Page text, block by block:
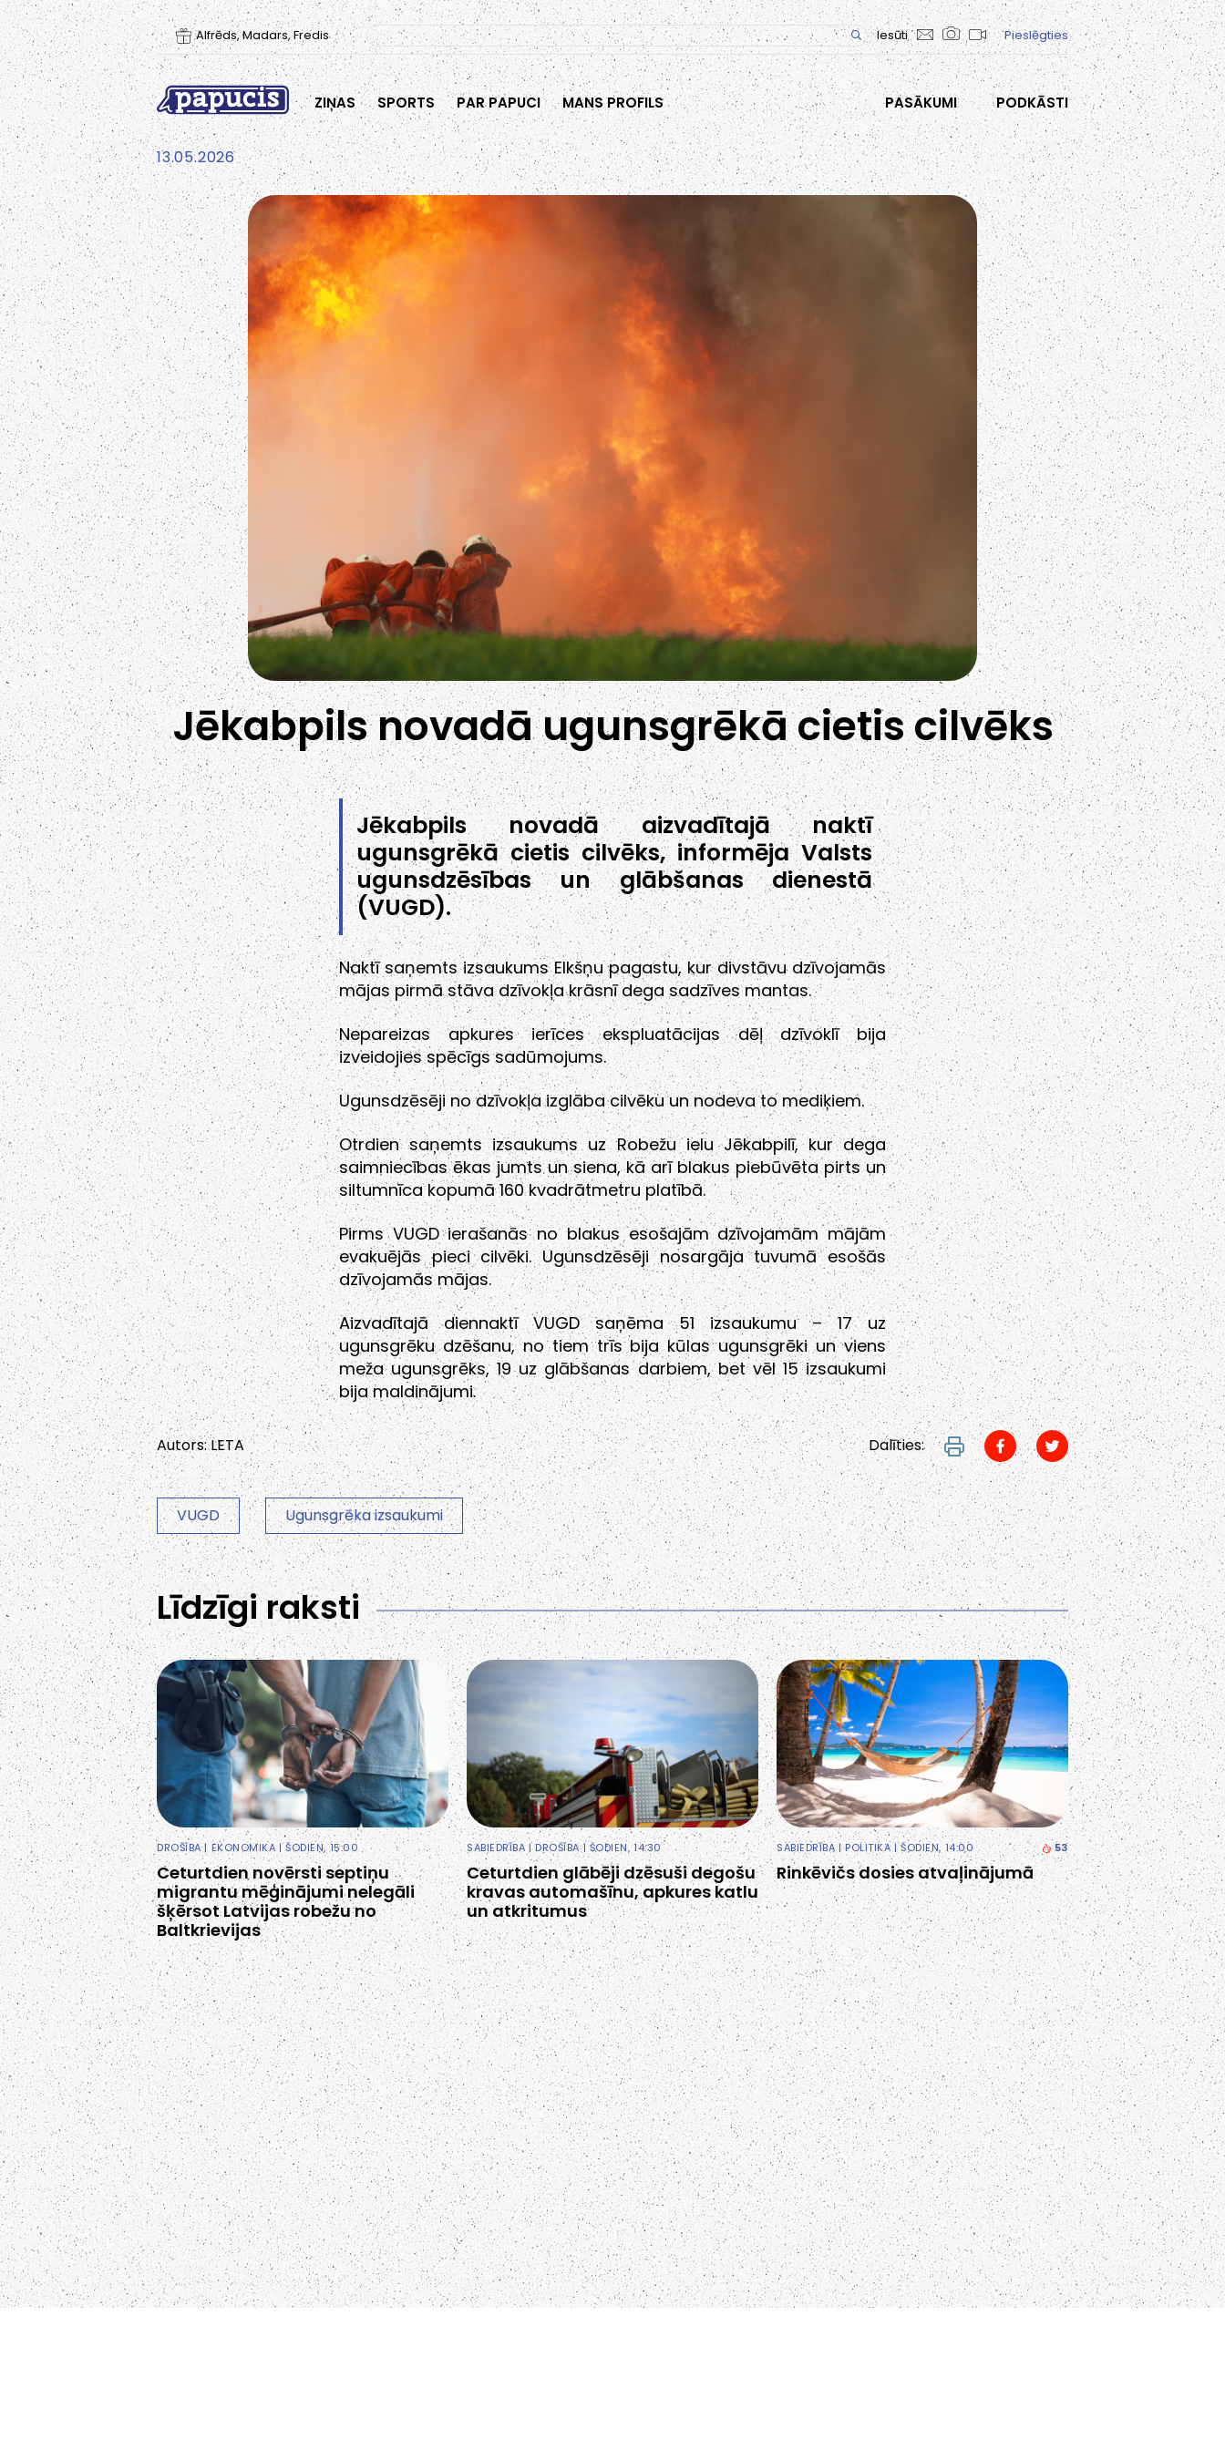
Alfrēds, Madars, Fredis Iesūti Pieslēgties
ZIŅAS SPORTS PAR PAPUCI MANS PROFILS PASĀKUMI PODKĀSTI
13.05.2026
Jēkabpils novadā ugunsgrēkā cietis cilvēks
Jēkabpils novadā aizvadītajā naktī
ugunsgrēkā cietis cilvēks, informēja Valsts
ugunsdzēsības un glābšanas dienestā
(VUGD).
Naktī saņemts izsaukums Elkšņu pagastu, kur divstāvu dzīvojamās
mājas pirmā stāva dzīvokļa krāsnī dega sadzīves mantas.
Nepareizas apkures ierīces ekspluatācijas dēļ dzīvoklī bija
izveidojies spēcīgs sadūmojums.
Ugunsdzēsēji no dzīvokļa izglāba cilvēku un nodeva to mediķiem.
Otrdien saņemts izsaukums uz Robežu ielu Jēkabpilī, kur dega
saimniecības ēkas jumts un siena, kā arī blakus piebūvēta pirts un
siltumnīca kopumā 160 kvadrātmetru platībā.
Pirms VUGD ierašanās no blakus esošajām dzīvojamām mājām
evakuējās pieci cilvēki. Ugunsdzēsēji nosargāja tuvumā esošās
dzīvojamās mājas.
Aizvadītajā diennaktī VUGD saņēma 51 izsaukumu – 17 uz
ugunsgrēku dzēšanu, no tiem trīs bija kūlas ugunsgrēki un viens
meža ugunsgrēks, 19 uz glābšanas darbiem, bet vēl 15 izsaukumi
bija maldinājumi.
Autors: LETA Dalīties:
VUGD Ugunsgrēka izsaukumi
Līdzīgi raksti
DROŠĪBA|EKONOMIKA | ŠODIEN, 15:00
Ceturtdien novērsti septiņu
migrantu mēģinājumi nelegāli
šķērsot Latvijas robežu no
Baltkrievijas
SABIEDRĪBA |DROŠĪBA| ŠODIEN, 14:30
Ceturtdien glābēji dzēsuši degošu
kravas automašīnu, apkures katlu
un atkritumus
SABIEDRĪBA |POLITIKA| ŠODIEN, 14:00 53
Rinkēvičs dosies atvaļinājumā